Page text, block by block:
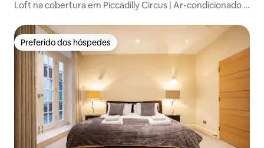
Loft na cobertura em Piccadilly Circus | Ar-condicionado |
Preferido dos hóspedes
Preferido dos hóspedes